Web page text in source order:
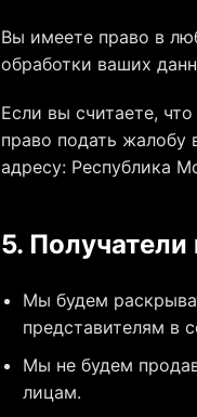
Вы имеете право в
обработки ваших
Если вы считаете,
право подать жалобу
адресу: Республика
5.
Мы будем
представителям в
Мы не будем
лицам.